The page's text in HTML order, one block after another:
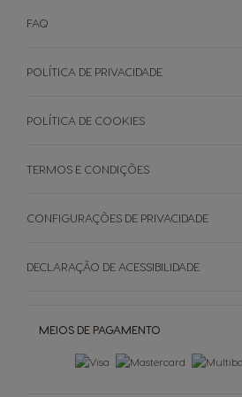
NEO Lungos e Americanos
Como funciona
EVENTOS
Black Friday
Manuais De Utilizador
Garantias
Promoções
SOBRE
Cápsulas Castanhas
MEIOS DE PAGAMENTO
FAQ
POLÍTICA DE PRIVACIDADE
POLÍTICA DE COOKIES
TERMOS E CONDIÇÕES
CONFIGURAÇÕES DE PRIVACIDADE
DECLARAÇÃO DE ACESSIBILIDADE